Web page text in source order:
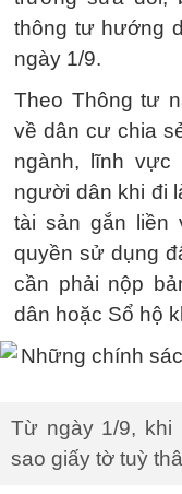
thông tư hướng
ngày 1/9.
Theo Thông tư
về dân cư chia
ngành, lĩnh
người dân khi đi
tài sản gắn liền
quyền sử dụng
cần phải nộp
dân hoặc Sổ hộ
Từ ngày 1/9, khi
sao giấy tờ tuỳ